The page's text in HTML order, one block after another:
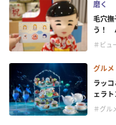
磨く
毛穴撫
う！
＃ビュ
グルメ
ラッ
ェラ
＃グル